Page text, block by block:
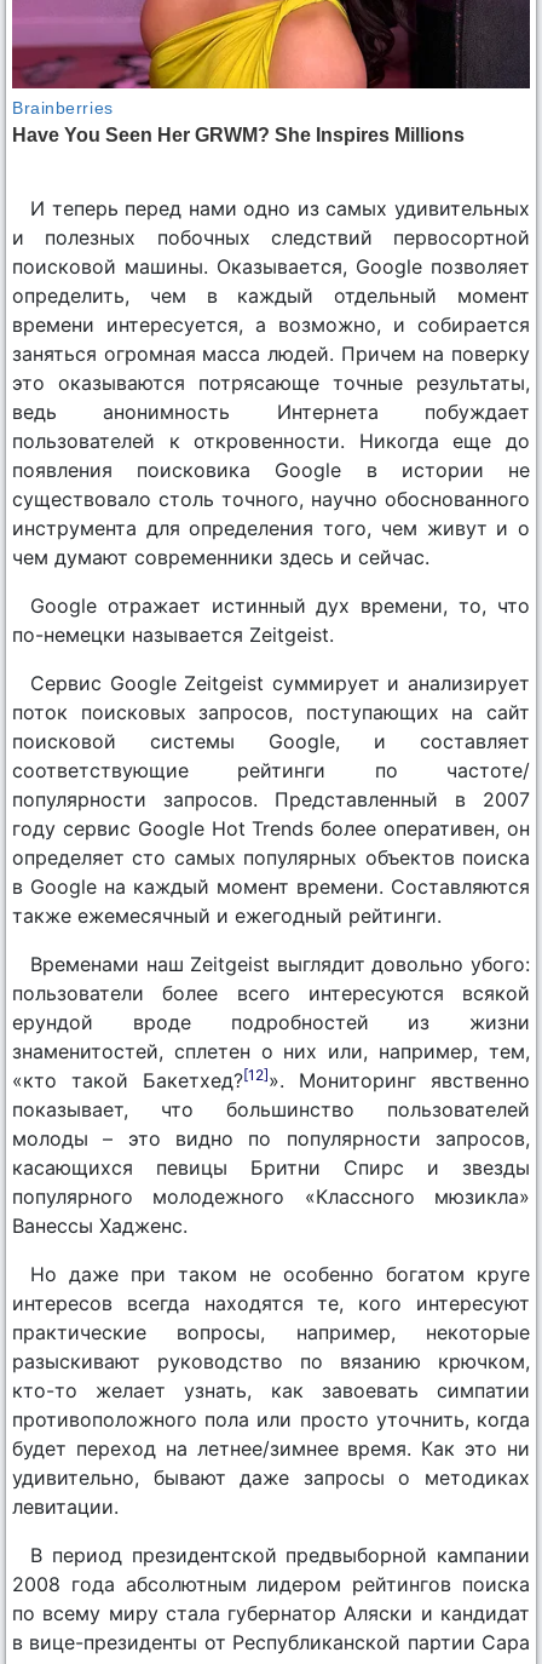
И теперь перед нами одно из самых удивительных
и полезных побочных следствий первосортной
поисковой машины. Оказывается, Google позволяет
определить, чем в каждый отдельный момент
времени интересуется, а возможно, и собирается
заняться огромная масса людей. Причем на поверку
это оказываются потрясающе точные результаты,
ведь анонимность Интернета побуждает
пользователей к откровенности. Никогда еще до
появления поисковика Google в истории не
существовало столь точного, научно обоснованного
инструмента для определения того, чем живут и о
чем думают современники здесь и сейчас.
Google отражает истинный дух времени, то, что
по-немецки называется Zeitgeist.
Сервис Google Zeitgeist суммирует и анализирует
поток поисковых запросов, поступающих на сайт
поисковой системы Google, и составляет
соответствующие рейтинги по частоте/
популярности запросов. Представленный в 2007
году сервис Google Hot Trends более оперативен, он
определяет сто самых популярных объектов поиска
в Google на каждый момент времени. Составляются
также ежемесячный и ежегодный рейтинги.
Временами наш Zeitgeist выглядит довольно убого:
пользователи более всего интересуются всякой
ерундой вроде подробностей из жизни
знаменитостей, сплетен о них или, например, тем,
«кто такой Бакетхед?[12]». Мониторинг явственно
показывает, что большинство пользователей
молоды – это видно по популярности запросов,
касающихся певицы Бритни Спирс и звезды
популярного молодежного «Классного мюзикла»
Ванессы Хадженс.
Но даже при таком не особенно богатом круге
интересов всегда находятся те, кого интересуют
практические вопросы, например, некоторые
разыскивают руководство по вязанию крючком,
кто-то желает узнать, как завоевать симпатии
противоположного пола или просто уточнить, когда
будет переход на летнее/зимнее время. Как это ни
удивительно, бывают даже запросы о методиках
левитации.
В период президентской предвыборной кампании
2008 года абсолютным лидером рейтингов поиска
по всему миру стала губернатор Аляски и кандидат
в вице-президенты от Республиканской партии Сара